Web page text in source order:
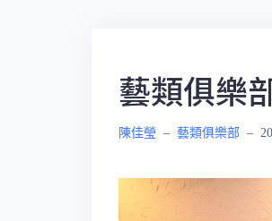
藝類俱樂
陳佳瑩 – 藝類俱樂部 –